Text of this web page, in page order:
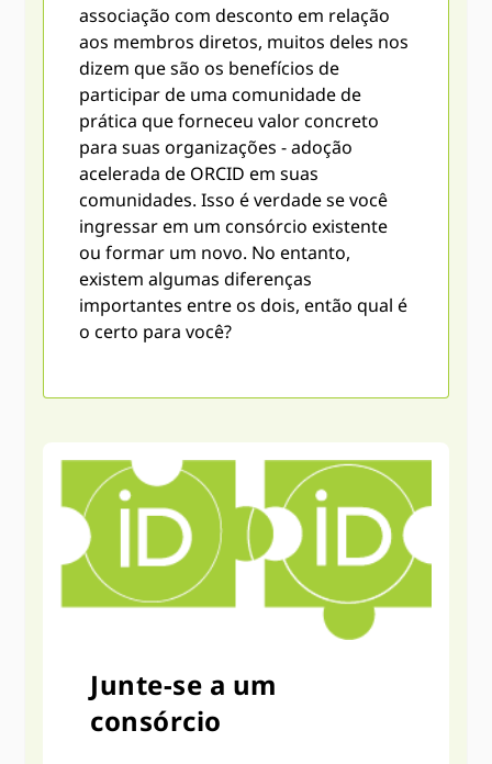
associação com desconto em relação
aos membros diretos, muitos deles nos
dizem que são os benefícios de
participar de uma comunidade de
prática que forneceu valor concreto
para suas organizações - adoção
acelerada de ORCID em suas
comunidades. Isso é verdade se você
ingressar em um consórcio existente
ou formar um novo. No entanto,
existem algumas diferenças
importantes entre os dois, então qual é
o certo para você?
Junte-se a um
consórcio